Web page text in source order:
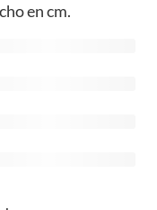
en cm.